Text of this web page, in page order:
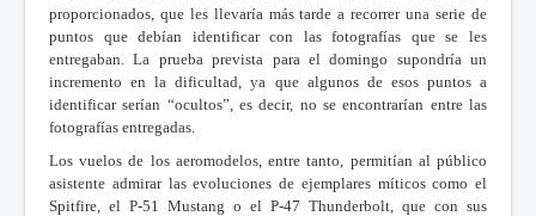
proporcionados, que les llevaría más tarde a recorrer una serie de
puntos que debían identificar con las fotografías que se les
entregaban. La prueba prevista para el domingo supondría un
incremento en la dificultad, ya que algunos de esos puntos a
identificar serían “ocultos”, es decir, no se encontrarían entre las
fotografías entregadas.
Los vuelos de los aeromodelos, entre tanto, permitían al público
asistente admirar las evoluciones de ejemplares míticos como el
Spitfire, el P-51 Mustang o el P-47 Thunderbolt, que con sus